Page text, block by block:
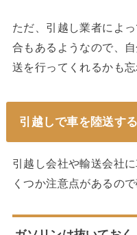
ただ、引越し業者によ
合もあるようなので、
送を行ってくれるかも
引越しで車を陸送す
引越し会社や輸送会社
くつか注意点があるの